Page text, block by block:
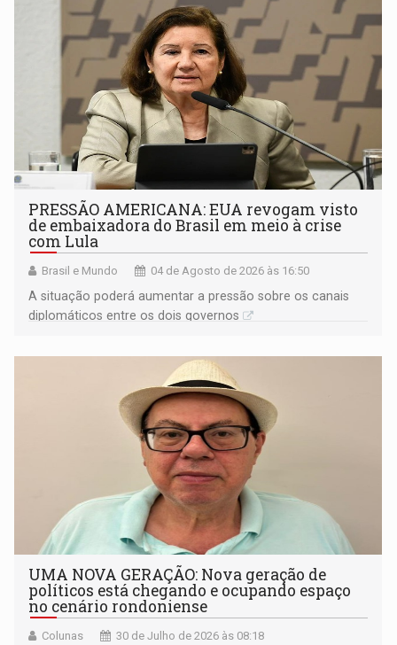
PRESSÃO AMERICANA: EUA revogam visto
de embaixadora do Brasil em meio à crise
com Lula
Brasil e Mundo 04 de Agosto de 2026 às 16:50
A situação poderá aumentar a pressão sobre os canais
diplomáticos entre os dois governos
UMA NOVA GERAÇÃO: Nova geração de
políticos está chegando e ocupando espaço
no cenário rondoniense
Colunas 30 de Julho de 2026 às 08:18